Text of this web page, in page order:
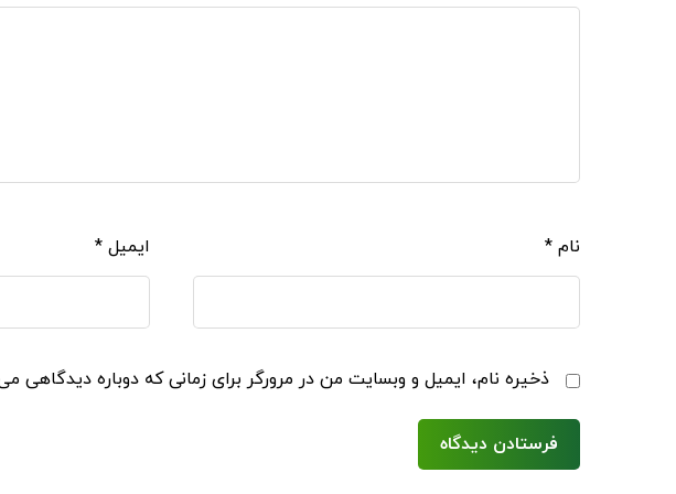
نام * ایمیل *
ذخیره نام، ایمیل و وبسایت من در مرورگر برای زمانی که دوباره دیدگاهی